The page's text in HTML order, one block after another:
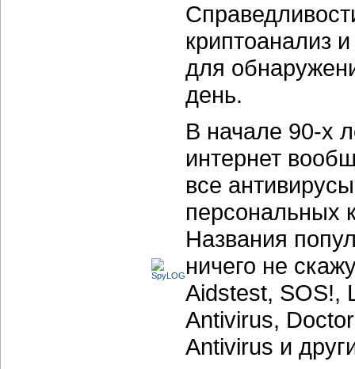
криптоанализ
для
день.
В начале 90-х
интернет
все
персональных
Названия
ничего не
Aidstest, SOS!,
Antivirus,
Antivirus и